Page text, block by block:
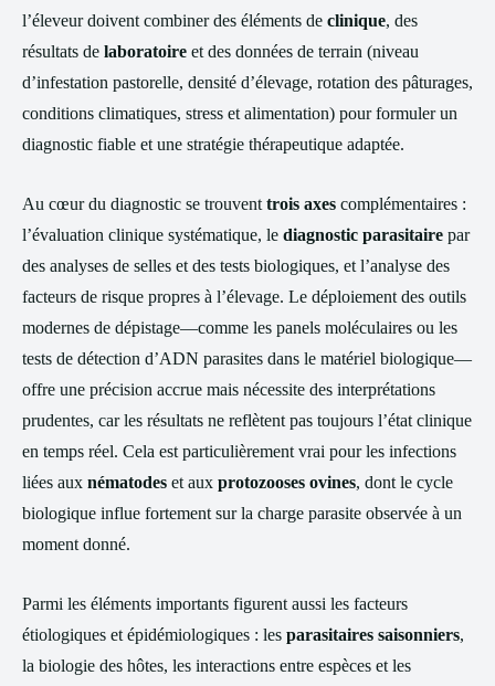
l’éleveur doivent combiner des éléments de clinique, des
résultats de laboratoire et des données de terrain (niveau
d’infestation pastorelle, densité d’élevage, rotation des pâturages,
conditions climatiques, stress et alimentation) pour formuler un
diagnostic fiable et une stratégie thérapeutique adaptée.
Au cœur du diagnostic se trouvent trois axes complémentaires :
l’évaluation clinique systématique, le diagnostic parasitaire par
des analyses de selles et des tests biologiques, et l’analyse des
facteurs de risque propres à l’élevage. Le déploiement des outils
modernes de dépistage—comme les panels moléculaires ou les
tests de détection d’ADN parasites dans le matériel biologique—
offre une précision accrue mais nécessite des interprétations
prudentes, car les résultats ne reflètent pas toujours l’état clinique
en temps réel. Cela est particulièrement vrai pour les infections
liées aux nématodes et aux protozooses ovines, dont le cycle
biologique influe fortement sur la charge parasite observée à un
moment donné.
Parmi les éléments importants figurent aussi les facteurs
étiologiques et épidémiologiques : les parasitaires saisonniers,
la biologie des hôtes, les interactions entre espèces et les